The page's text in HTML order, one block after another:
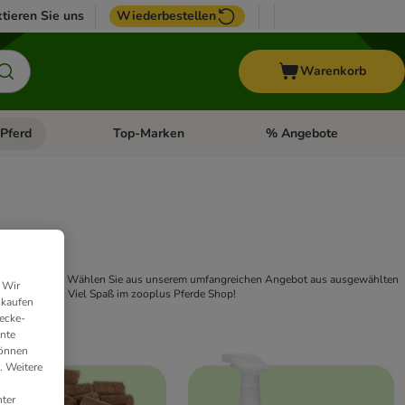
Sie uns Wiederbestellen
Warenkorb
Fisch Menü öffnen: Vogel
Pferd Kategorie-Menü öffnen: Pferd
Top-Marken Kategorie-Menü öffnen:
% Angebote
Snacks: Wählen Sie aus unserem umfangreichen Angebot aus ausgewählten
. Viel Spaß im zooplus Pferde Shop!
Wir
Weitere